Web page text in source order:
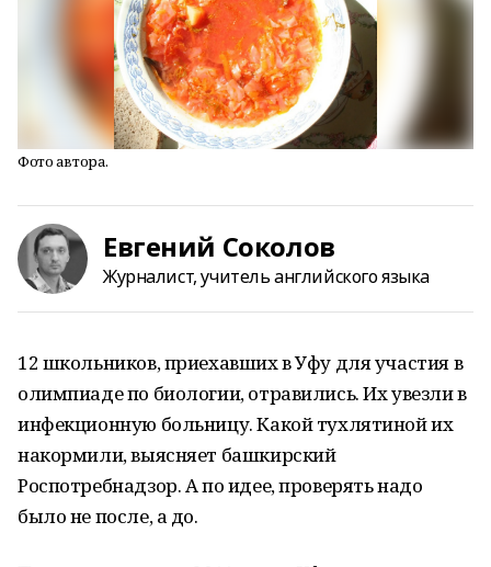
Фото автора.
Евгений Соколов
Журналист, учитель английского языка
12 школьников, приехавших в Уфу для участия в
олимпиаде по биологии, отравились. Их увезли в
инфекционную больницу. Какой тухлятиной их
накормили, выясняет башкирский
Роспотребнадзор. А по идее, проверять надо
было не после, а до.